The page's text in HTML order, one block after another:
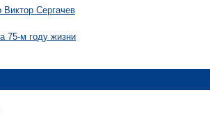
Виктор Сергачев
75-м году жизни